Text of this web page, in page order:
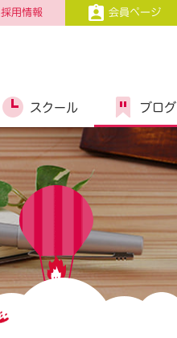
採用情報 会員ページ
スクール ブログ